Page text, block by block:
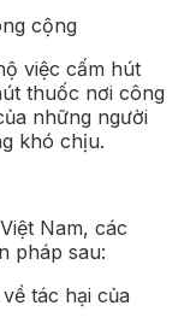
cộng
việc cấm hút
thuốc nơi công
những người
khó chịu.
Nam, các
pháp sau:
tác hại của